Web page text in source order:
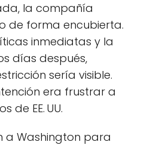
la compañía
de forma encubierta.
inmediatas y la
días después,
sería visible.
era frustrar a
de EE. UU.
a Washington para